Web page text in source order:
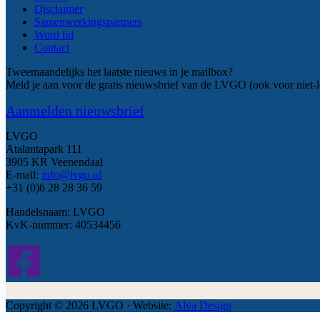
Disclaimer
Samenwerkingspartners
Word lid
Contact
Tweemaandelijks het laatste nieuws in je mailbox?
Meld je aan voor de gratis nieuwsbrief van de LVGO (ook voor niet-
Aanmelden nieuwsbrief
LVGO
Atalantapark 111
3905 KR Veenendaal
E-mail: info@lvgo.nl
+31 (0)6 28 28 36 59
Handelsnaam: LVGO
KvK-nummer: 40534456
Copyright © 2026 LVGO · Website: Alva Design